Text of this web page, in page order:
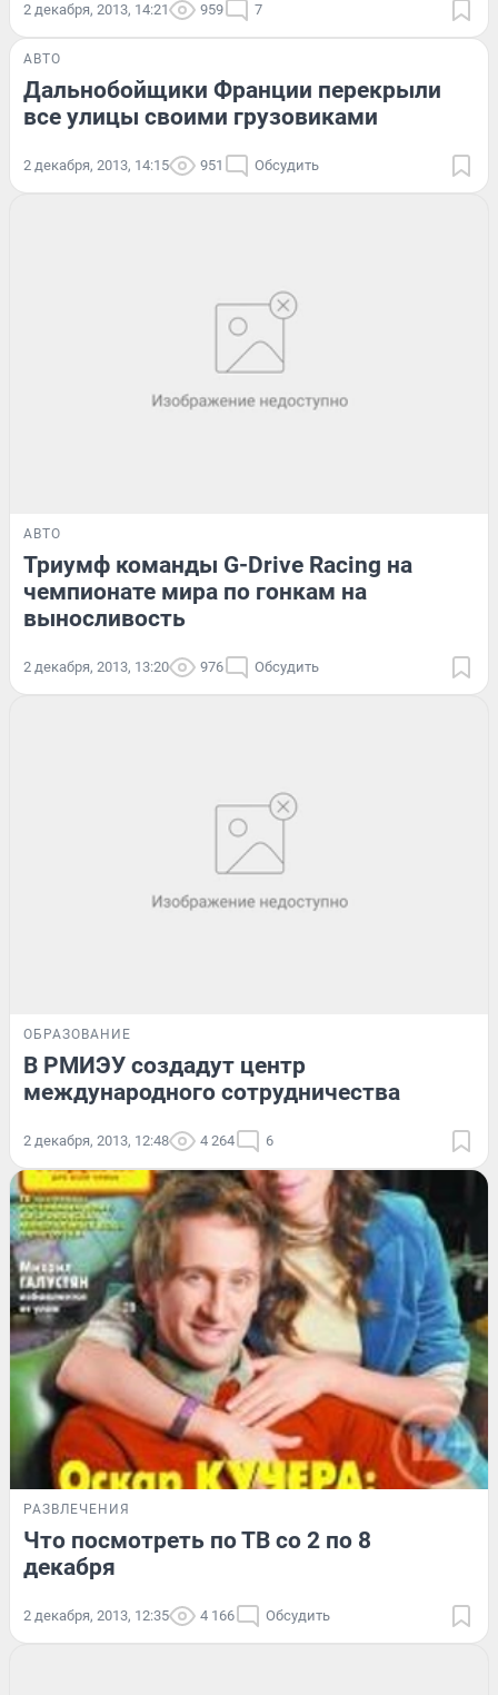
2 декабря, 2013, 14:21 959 7
АВТО
Дальнобойщики Франции перекрыли
все улицы своими грузовиками
2 декабря, 2013, 14:15 951 Обсудить
АВТО
Триумф команды G-Drive Racing на
чемпионате мира по гонкам на
выносливость
2 декабря, 2013, 13:20 976 Обсудить
ОБРАЗОВАНИЕ
В РМИЭУ создадут центр
международного сотрудничества
2 декабря, 2013, 12:48 4 264 6
РАЗВЛЕЧЕНИЯ
Что посмотреть по ТВ со 2 по 8
декабря
2 декабря, 2013, 12:35 4 166 Обсудить